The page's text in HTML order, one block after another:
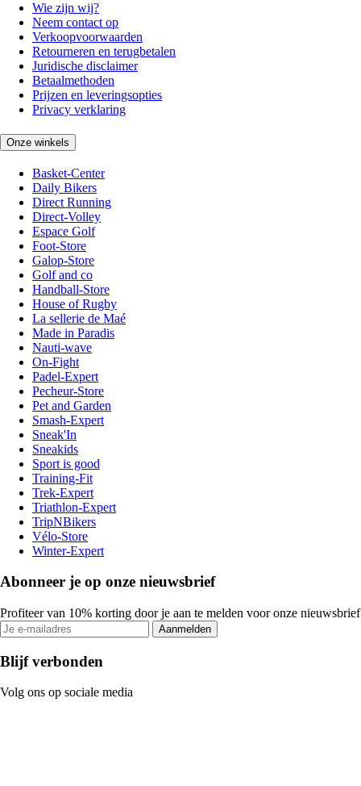
Wie zijn wij?
Neem contact op
Verkoopvoorwaarden
Retourneren en terugbetalen
Juridische disclaimer
Betaalmethoden
Prijzen en leveringsopties
Privacy verklaring
Onze winkels
Basket-Center
Daily Bikers
Direct Running
Direct-Volley
Espace Golf
Foot-Store
Galop-Store
Golf and co
Handball-Store
House of Rugby
La sellerie de Maé
Made in Paradis
Nauti-wave
On-Fight
Padel-Expert
Pecheur-Store
Pet and Garden
Smash-Expert
Sneak'In
Sneakids
Sport is good
Training-Fit
Trek-Expert
Triathlon-Expert
TripNBikers
Vélo-Store
Winter-Expert
Abonneer je op onze nieuwsbrief
Profiteer van 10% korting door je aan te melden voor onze nieuwsbrief
Aanmelden
Blijf verbonden
Volg ons op sociale media